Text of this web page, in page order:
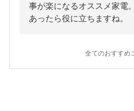
事が楽になるオススメ家電
あったら役に立ちますね。
全てのおすすめ